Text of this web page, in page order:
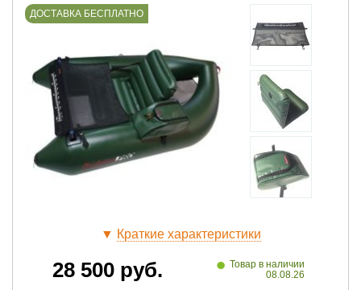
ДОСТАВКА БЕСПЛАТНО
▼ Краткие характеристики
28 500руб. • Товар в наличии
08.08.26